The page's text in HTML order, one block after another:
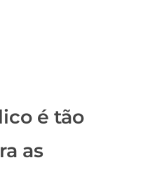
é tão
as